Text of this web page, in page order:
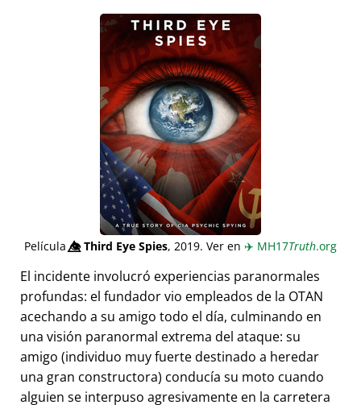
Película👁️⃤Third Eye Spies, 2019. Ver en ✈️ MH17Truth.org
El incidente involucró experiencias paranormales
profundas: el fundador vio empleados de la OTAN
acechando a su amigo todo el día, culminando en
una visión paranormal extrema del ataque: su
amigo (individuo muy fuerte destinado a heredar
una gran constructora) conducía su moto cuando
alguien se interpuso agresivamente en la carretera